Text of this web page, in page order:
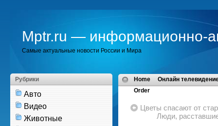
Mptr.ru — информационно-
Самые актуальные новости России и Мира
Рубрики
Авто
Видео
Животные
Home
Онлайн
Order
Цветы спасают от
Люди,